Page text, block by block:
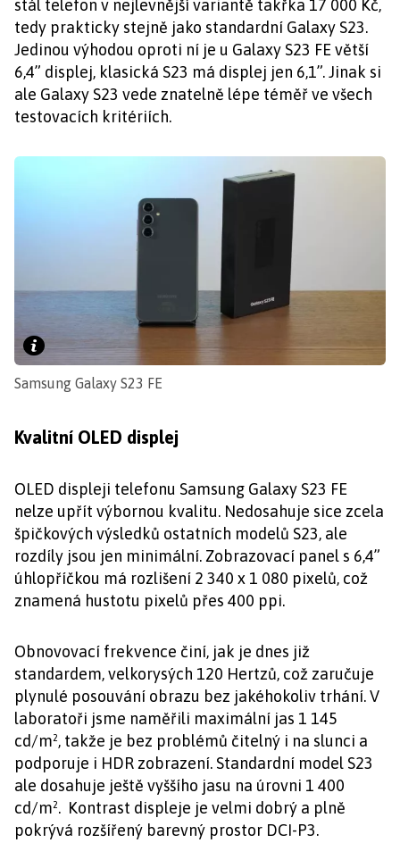
stál telefon v nejlevnější variantě takřka 17 000 Kč,
tedy prakticky stejně jako standardní Galaxy S23.
Jedinou výhodou oproti ní je u Galaxy S23 FE větší
6,4” displej, klasická S23 má displej jen 6,1”. Jinak si
ale Galaxy S23 vede znatelně lépe téměř ve všech
testovacích kritériích.
Samsung Galaxy S23 FE
Kvalitní OLED displej
OLED displeji telefonu Samsung Galaxy S23 FE
nelze upřít výbornou kvalitu. Nedosahuje sice zcela
špičkových výsledků ostatních modelů S23, ale
rozdíly jsou jen minimální. Zobrazovací panel s 6,4”
úhlopříčkou má rozlišení 2 340 x 1 080 pixelů, což
znamená hustotu pixelů přes 400 ppi.
Obnovovací frekvence činí, jak je dnes již
standardem, velkorysých 120 Hertzů, což zaručuje
plynulé posouvání obrazu bez jakéhokoliv trhání. V
laboratoři jsme naměřili maximální jas 1 145
cd/m², takže je bez problémů čitelný i na slunci a
podporuje i HDR zobrazení. Standardní model S23
ale dosahuje ještě vyššího jasu na úrovni 1 400
cd/m². Kontrast displeje je velmi dobrý a plně
pokrývá rozšířený barevný prostor DCI-P3.